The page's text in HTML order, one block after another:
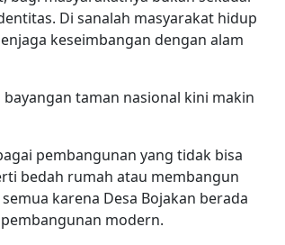
Di sanalah masyarakat hidup
keseimbangan dengan alam
taman nasional kini makin
pembangunan yang tidak bisa
bedah rumah atau membangun
karena Desa Bojakan berada
modern.